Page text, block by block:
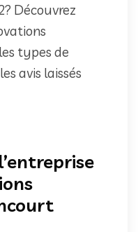
Découvrez
types de
avis laissés